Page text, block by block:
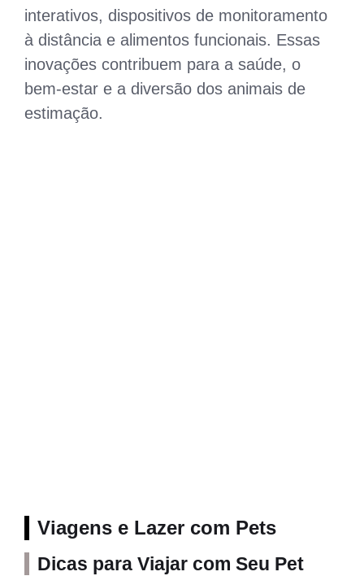
interativos, dispositivos de monitoramento
à distância e alimentos funcionais. Essas
inovações contribuem para a saúde, o
bem-estar e a diversão dos animais de
estimação.
Viagens e Lazer com Pets
Dicas para Viajar com Seu Pet